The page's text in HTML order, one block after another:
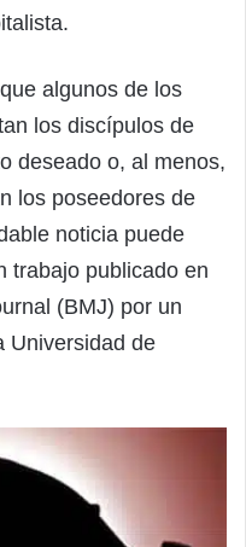
algunos de los
los discípulos de
deseado o, al menos,
los poseedores de
noticia puede
trabajo publicado en
(BMJ) por un
Universidad de